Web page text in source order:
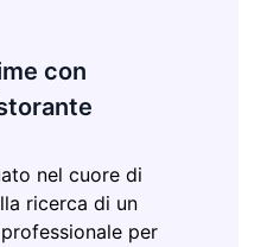
con
nel cuore di
ricerca di un
per